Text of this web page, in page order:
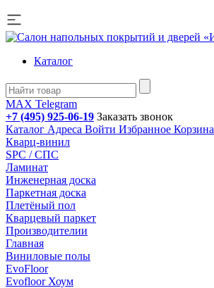
Каталог
MAX Telegram
+7 (495) 925-06-19 Заказать звонок
Каталог Адреса Войти Избранное Корзина
Кварц-винил
SPC / СПС
Ламинат
Инженерная доска
Паркетная доска
Плетёный пол
Кварцевый паркет
Производителии
Главная
Виниловые полы
EvoFloor
Evofloor Хоум